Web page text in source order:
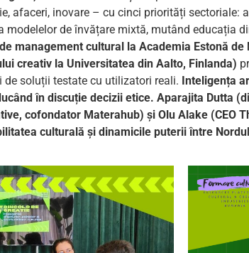
afaceri, inovare – cu cinci priorități sectoriale:
modelelor de învățare mixtă, mutând educația
management cultural la Academia Estonă
creativ la Universitatea din Aalto, Finlanda)
soluții testate cu utilizatori reali. Inteligența
în discuție decizii etice. Aparajita Dutta
cofondator Materahub) și Olu Alake (CEO
culturală și dinamicile puterii între